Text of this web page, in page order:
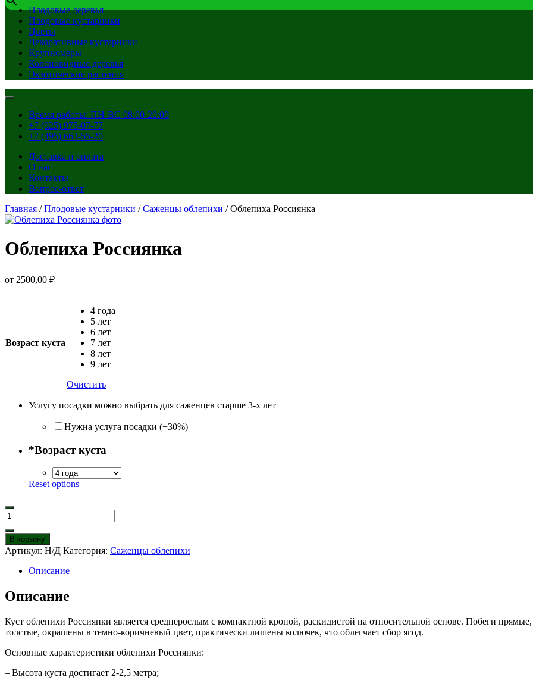
Плодовые деревья
Плодовые кустарники
Цветы
Декоративные кустарники
Крупномеры
Колоновидные деревья
Экзотические растения
Время работы: ПН-ВС 08:00-20:00
+7 (925) 975-07-77
+7 (495) 663-55-20
Доставка и оплата
О нас
Контакты
Вопрос-ответ
Главная /Плодовые кустарники /Саженцы облепихи / Облепиха Россиянка
Облепиха Россиянка
от 2500,00 ₽
Возраст куста
4 года
5 лет
6 лет
7 лет
8 лет
9 лет
Очистить
Услугу посадки можно выбрать для саженцев старше 3-х лет
Нужна услуга посадки (+30%)
*Возраст куста
Reset options
Количество
товара
Облепиха
Россиянка
В корзину
Артикул: Н/Д Категория: Саженцы облепихи
Описание
Описание
Куст облепихи Россиянки является среднерослым с компактной кроной, раскидистой на относительной основе. Побеги прямые,
толстые, окрашены в темно-коричневый цвет, практически лишены колючек, что облегчает сбор ягод.
Основные характеристики облепихи Россиянки:
– Высота куста достигает 2-2,5 метра;